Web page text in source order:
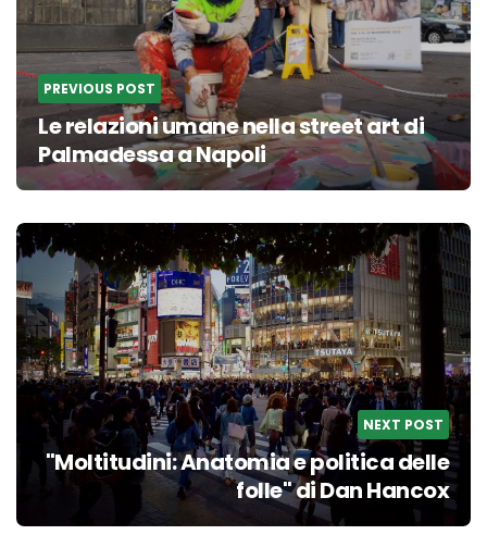
PREVIOUS POST
Le relazioni umane nella street art di
Palmadessa a Napoli
NEXT POST
"Moltitudini: Anatomia e politica delle
folle" di Dan Hancox